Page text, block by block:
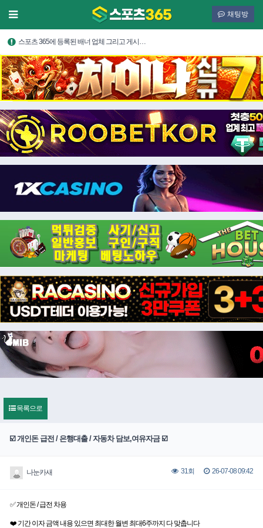
채팅방
스포츠 365에 등록된 배너 업체 그리고 게시…
목록으로
☑️ 개인돈 급전 / 은행대출 / 자동차 담보,여유자금 ☑️
나눈카새 31회 26-07-08 09:42
✅ 개인돈 / 급전 차용
❤️ 기간 이자 금액 내용 있으면 최대한 월변 최대6주까지 다 맞춥니다